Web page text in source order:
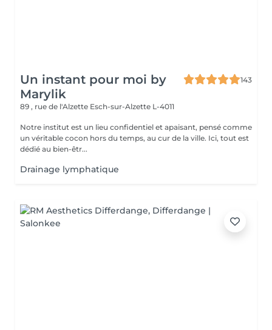
Un instant pour moi by
Marylik
143
89 , rue de l'Alzette Esch-sur-Alzette L-4011
Notre institut est un lieu confidentiel et apaisant, pensé comme
un véritable cocon hors du temps, au cur de la ville. Ici, tout est
dédié au bien-êtr...
Drainage lymphatique